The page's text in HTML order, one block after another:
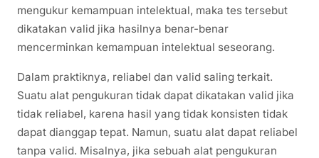
mengukur kemampuan intelektual, maka tes tersebut
dikatakan valid jika hasilnya benar-benar
mencerminkan kemampuan intelektual seseorang.
Dalam praktiknya, reliabel dan valid saling terkait.
Suatu alat pengukuran tidak dapat dikatakan valid jika
tidak reliabel, karena hasil yang tidak konsisten tidak
dapat dianggap tepat. Namun, suatu alat dapat reliabel
tanpa valid. Misalnya, jika sebuah alat pengukuran